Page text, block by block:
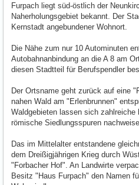
Furpach liegt süd-östlich der
Naherholungsgebiet bekannt. Der
Kernstadt angebundener Wohnort.
Die Nähe zum nur 10 Autominuten
Autobahnanbindung an die A 8 am
diesen Stadtteil für Berufspendler
Der Ortsname geht zurück auf eine
nahen Wald am "Erlenbrunnen"
Waldgebieten lassen sich zahlreiche
römische Siedlungsspuren
Das im Mittelalter entstandene
dem Dreißigjährigen Krieg durch
"Forbacher Hof". An Landwirte
Besitz "Haus Furpach" den Namen